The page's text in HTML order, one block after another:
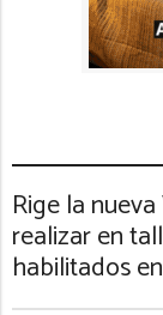
Rige la
realizar en
habilitados